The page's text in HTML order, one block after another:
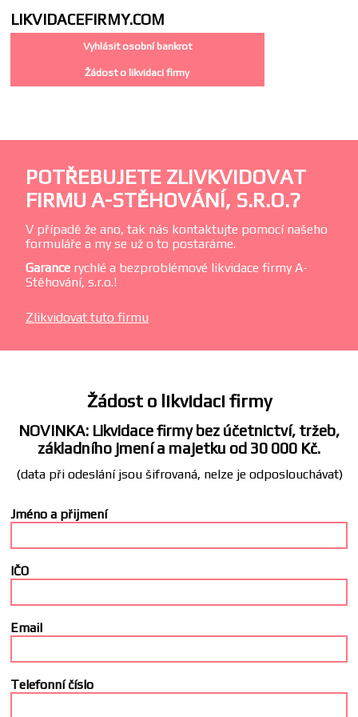
LIKVIDACEFIRMY.COM
Vyhlásit osobní bankrot
Žádost o likvidaci firmy
POTŘEBUJETE ZLIVKVIDOVAT
FIRMU A-STĚHOVÁNÍ, S.R.O.?
V případě že ano, tak nás kontaktujte pomocí našeho
formuláře a my se už o to postaráme.
Garance rychlé a bezproblémové likvidace firmy A-
Stěhování, s.r.o.!
Zlikvidovat tuto firmu
Žádost o likvidaci firmy
NOVINKA: Likvidace firmy bez účetnictví, tržeb,
základního jmení a majetku od 30 000 Kč.
(data při odeslání jsou šifrovaná, nelze je odposlouchávat)
Jméno a přijmení
IČO
Email
Telefonní číslo